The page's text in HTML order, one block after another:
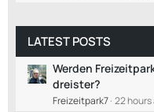
LATEST POSTS
Werden
dreister?
Freizeitpark7 22 hours